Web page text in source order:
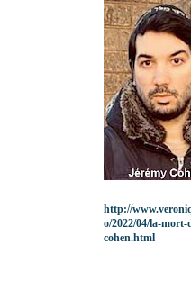
http://
o/2022/04/la-mort-
cohen.html